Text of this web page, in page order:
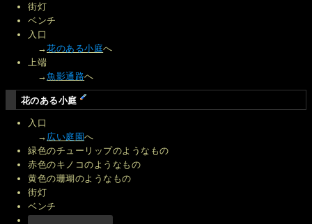
街灯
ベンチ
入口
→花のある小庭へ
上端
→魚影通路へ
花のある小庭
入口
→ 広い庭園へ
緑色のチューリップのようなもの
赤色のキノコのようなもの
黄色の珊瑚のようなもの
街灯
ベンチ